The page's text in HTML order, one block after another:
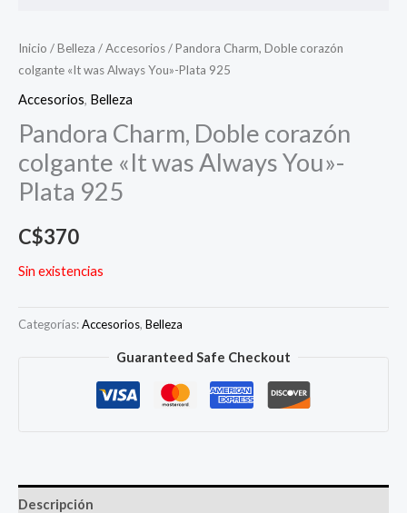
Inicio /Belleza /Accesorios/ Pandora Charm, Doble corazón
colgante «It was Always You»-Plata 925
Accesorios, Belleza
Pandora Charm, Doble corazón
colgante «It was Always You»-
Plata 925
C$370
Sin existencias
Categorías:Accesorios, Belleza
Guaranteed Safe Checkout
Descripción